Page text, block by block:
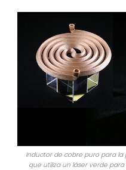
Inductor de cobre puro para la
que utiliza un láser verde